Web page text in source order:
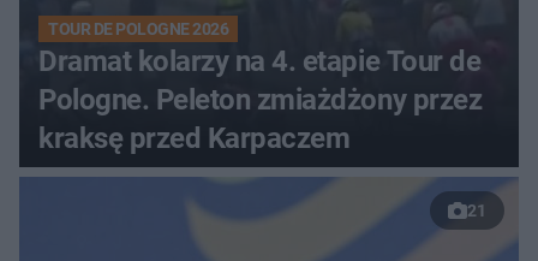
TOUR DE POLOGNE 2026
Dramat kolarzy na 4. etapie Tour de
Pologne. Peleton zmiażdżony przez
kraksę przed Karpaczem
21